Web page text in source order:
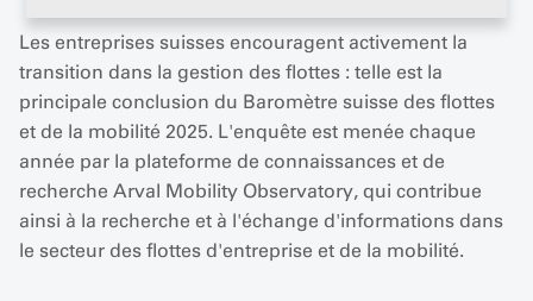
Les entreprises suisses encouragent activement la
transition dans la gestion des flottes : telle est la
principale conclusion du Baromètre suisse des flottes
et de la mobilité 2025. L'enquête est menée chaque
année par la plateforme de connaissances et de
recherche Arval Mobility Observatory, qui contribue
ainsi à la recherche et à l'échange d'informations dans
le secteur des flottes d'entreprise et de la mobilité.